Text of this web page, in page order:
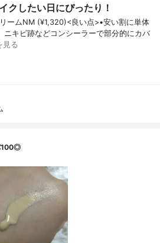
クしたい日にぴったり！
ームNM (¥1,320)<良い点>•安い割に単体
ニキビ跡などコンシーラーで部分的にカバ
見る
100◎